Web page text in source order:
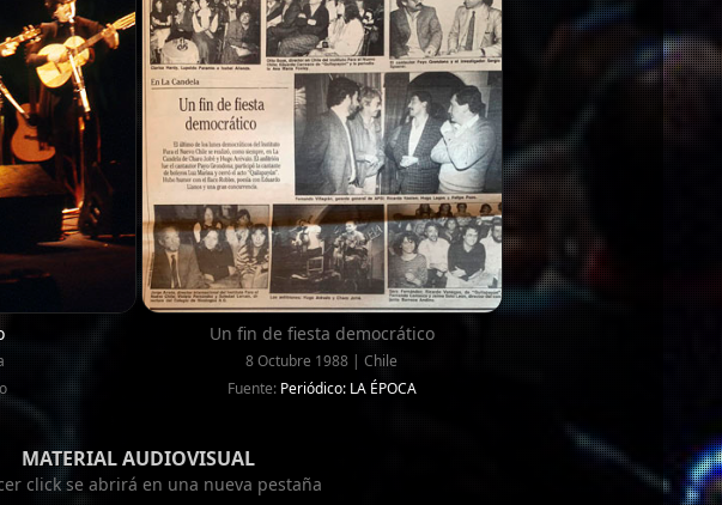
Un fin de fiesta democrático
8 Octubre 1988 | Chile
Fuente: Periódico: LA ÉPOCA
MATERIAL AUDIOVISUAL
click se abrirá en una nueva pestaña